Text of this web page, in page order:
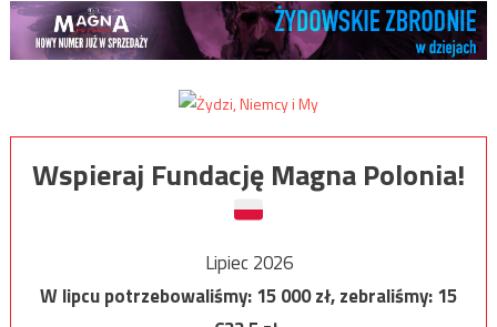
Wspieraj Fundację Magna Polonia!
Lipiec 2026
W lipcu potrzebowaliśmy:15 000zł, zebraliśmy:15